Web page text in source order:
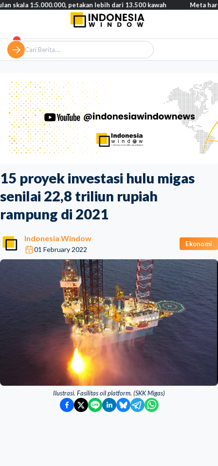
15 proyek investasi hulu migas
senilai 22,8 triliun rupiah
rampung di 2021
Indonesia Window
01 February 2022
Ekonomi
Ilustrasi. Fasilitas oil platform. (SKK Migas)
petakan lebih dari 13.500 kawah Meta harus bayar